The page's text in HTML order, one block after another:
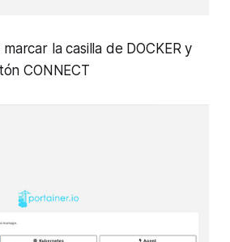
la casilla de DOCKER y
CONNECT